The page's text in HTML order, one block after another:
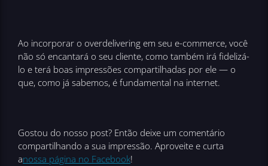
Ao incorporar o overdelivering em seu e-commerce, você
não só encantará o seu cliente, como também irá fidelizá-
lo e terá boas impressões compartilhadas por ele — o
que, como já sabemos, é fundamental na internet.
Gostou do nosso post? Então deixe um comentário
compartilhando a sua impressão. Aproveite e curta
anossa página no Facebook!